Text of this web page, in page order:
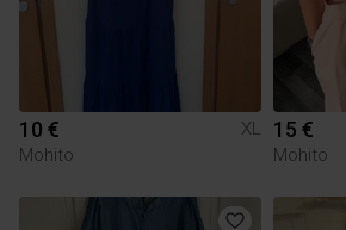
10 €
XL
Mohito
15 €
Mohito